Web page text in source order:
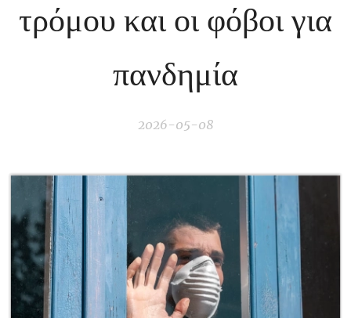
τρόμου και οι φόβοι για
πανδημία
2026-05-08